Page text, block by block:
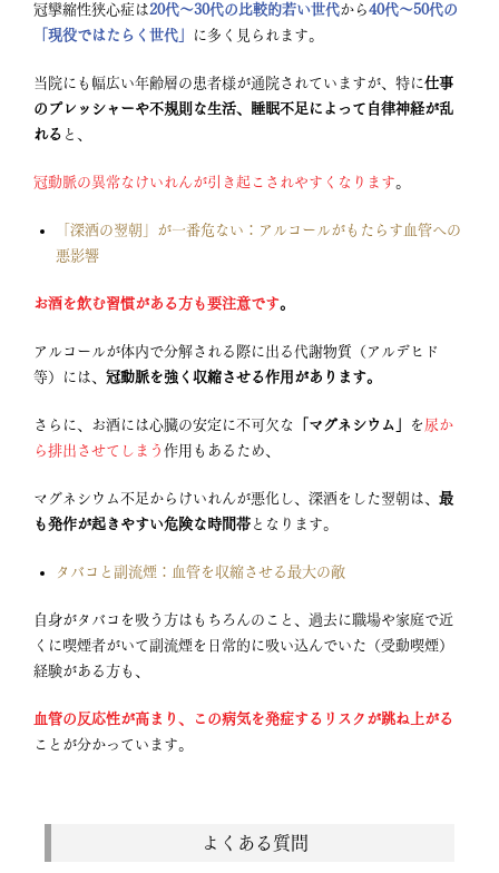
冠攣縮性狭心症は 20代〜30代の比較的若い世代から40代〜50代の
「現役ではたらく世代」
に多く見られます。
当院にも幅広い年齢層の患者様が通院されていますが、特に仕事
のプレッシャーや不規則な生活、睡眠不足によって自律神経が乱
れる と 、
冠動脈の異常なけいれんが引き起こされやすくなります。
「深酒の翌朝」が一番危ない：アルコールがもたらす血管への
悪影響
お酒を飲む習慣がある方も要注意です。
アルコールが体内で分解される際に出る代謝物質（アルデヒド
等）には、 冠動脈を強く収縮させる作用があります。
さらに、お酒には心臓の安定に不可欠な 「マグネシウム」 を 尿か
ら排出させてしまう 作用もあるため、
マグネシウム不足からけいれんが悪化し、深酒をした翌朝は、 最
も発作が起きやすい危険な時間帯 となります。
タバコと副流煙：血管を収縮させる最大の敵
自身がタバコを吸う方はもちろんのこと 、過去に職場や家庭で近
くに喫煙者がいて副流煙を日常的に吸い込んでいた（受動喫煙）
経験がある方も 、
血管の反応性が高まり、この病気を発症するリスクが跳ね上がる
ことが分かっています。
よくある質問